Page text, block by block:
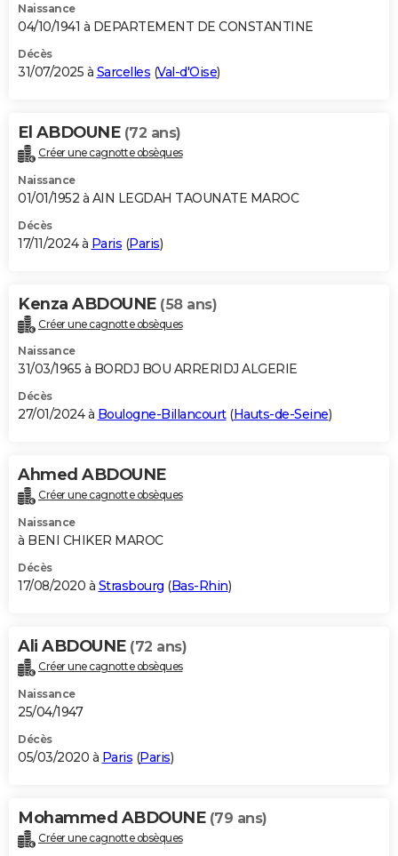
Naissance
04/10/1941 à DEPARTEMENT DE CONSTANTINE
Décès
31/07/2025 à Sarcelles (Val-d'Oise)
El ABDOUNE (72 ans)
Créer une cagnotte obsèques
Naissance
01/01/1952 à AIN LEGDAH TAOUNATE MAROC
Décès
17/11/2024 à Paris (Paris)
Kenza ABDOUNE (58 ans)
Créer une cagnotte obsèques
Naissance
31/03/1965 à BORDJ BOU ARRERIDJ ALGERIE
Décès
27/01/2024 à Boulogne-Billancourt(Hauts-de-Seine)
Ahmed ABDOUNE
Créer une cagnotte obsèques
Naissance
à BENI CHIKER MAROC
Décès
17/08/2020 à Strasbourg (Bas-Rhin)
Ali ABDOUNE (72 ans)
Créer une cagnotte obsèques
Naissance
25/04/1947
Décès
05/03/2020 à Paris (Paris)
Mohammed ABDOUNE (79 ans)
Créer une cagnotte obsèques